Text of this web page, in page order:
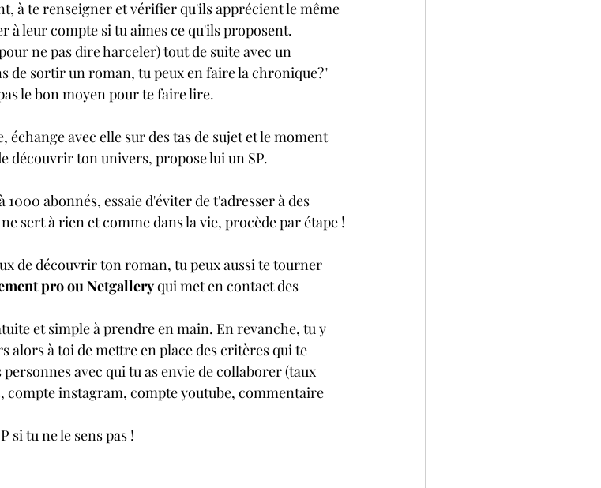
à leur compte si tu aimes ce qu'ils proposent.
de sortir un roman, tu peux en faire la chronique?"
le bon moyen pour te faire lire.
avec elle sur des tas de sujet et le moment
découvrir ton univers, propose lui un SP.
1000 abonnés, essaie d'éviter de t'adresser à des
sert à rien et comme dans la vie, procède par étape !
de découvrir ton roman, tu peux aussi te tourner
pro ou Netgallery qui met en contact des
et simple à prendre en main. En revanche, tu y
à toi de mettre en place des critères qui te
avec qui tu as envie de collaborer (taux
compte instagram, compte youtube, commentaire
si tu ne le sens pas !